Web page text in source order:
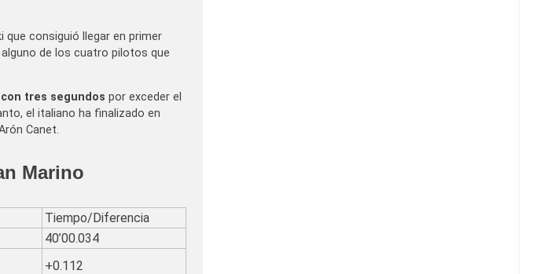
que consiguió llegar en primer
de los cuatro pilotos que
tres segundos por exceder el
el italiano ha finalizado en
Canet.
Marino
Tiempo/Diferencia
40’00.034
+0.112